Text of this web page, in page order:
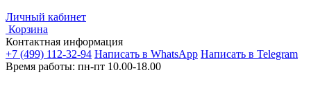
Личный кабинет
Корзина
Контактная информация
+7 (499) 112-32-94 Написать в WhatsApp Написать в Telegram
Время работы: пн-пт 10.00-18.00